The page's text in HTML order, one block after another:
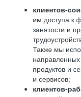
клиентов-
им доступа к
занятости и
Также мы
продуктов и
и сервисов;
клиентов-